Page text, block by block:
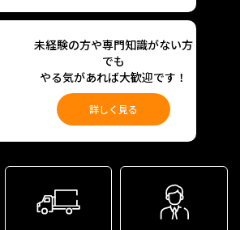
未経験の方や専門知識がない方
でも
やる気があれば大歓迎です！
詳しく見る